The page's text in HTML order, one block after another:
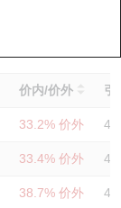
价内/价外 引
33.2% 价外
33.4% 价外
38.7% 价外